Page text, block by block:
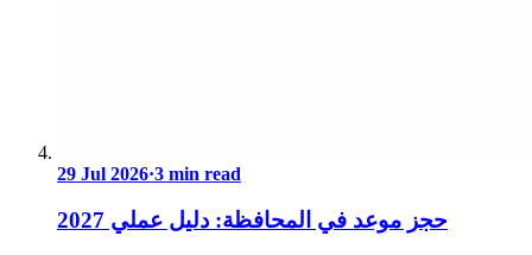
29 Jul 2026·3 min read
حجز موعد في المحافظة: دليل عملي 2027